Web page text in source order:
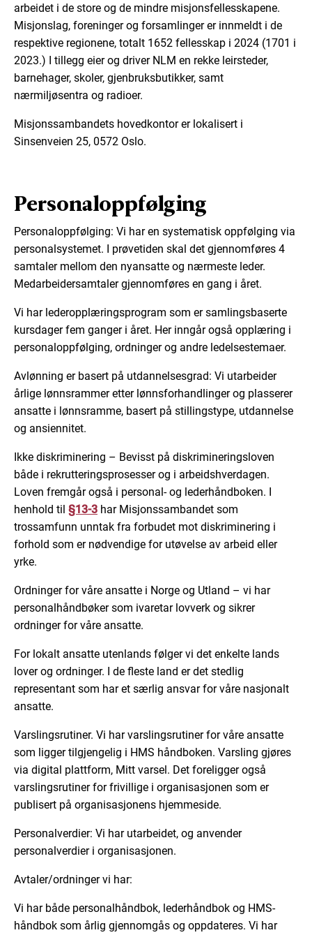
arbeidet i de store og de mindre misjonsfellesskapene.
Misjonslag, foreninger og forsamlinger er innmeldt i de
respektive regionene, totalt 1652 fellesskap i 2024 (1701 i
2023.) I tillegg eier og driver NLM en rekke leirsteder,
barnehager, skoler, gjenbruksbutikker, samt
nærmiljøsentra og radioer.
Misjonssambandets hovedkontor er lokalisert i
Sinsenveien 25, 0572 Oslo.
Personaloppfølging
Personaloppfølging: Vi har en systematisk oppfølging via
personalsystemet. I prøvetiden skal det gjennomføres 4
samtaler mellom den nyansatte og nærmeste leder.
Medarbeidersamtaler gjennomføres en gang i året.
Vi har lederopplæringsprogram som er samlingsbaserte
kursdager fem ganger i året. Her inngår også opplæring i
personaloppfølging, ordninger og andre ledelsestemaer.
Avlønning er basert på utdannelsesgrad: Vi utarbeider
årlige lønnsrammer etter lønnsforhandlinger og plasserer
ansatte i lønnsramme, basert på stillingstype, utdannelse
og ansiennitet.
Ikke diskriminering – Bevisst på diskrimineringsloven
både i rekrutteringsprosesser og i arbeidshverdagen.
Loven fremgår også i personal- og lederhåndboken. I
henhold til §13-3 har Misjonssambandet som
trossamfunn unntak fra forbudet mot diskriminering i
forhold som er nødvendige for utøvelse av arbeid eller
yrke.
Ordninger for våre ansatte i Norge og Utland – vi har
personalhåndbøker som ivaretar lovverk og sikrer
ordninger for våre ansatte.
For lokalt ansatte utenlands følger vi det enkelte lands
lover og ordninger. I de fleste land er det stedlig
representant som har et særlig ansvar for våre nasjonalt
ansatte.
Varslingsrutiner. Vi har varslingsrutiner for våre ansatte
som ligger tilgjengelig i HMS håndboken. Varsling gjøres
via digital plattform, Mitt varsel. Det foreligger også
varslingsrutiner for frivillige i organisasjonen som er
publisert på organisasjonens hjemmeside.
Personalverdier: Vi har utarbeidet, og anvender
personalverdier i organisasjonen.
Avtaler/ordninger vi har:
Vi har både personalhåndbok, lederhåndbok og HMS-
håndbok som årlig gjennomgås og oppdateres. Vi har